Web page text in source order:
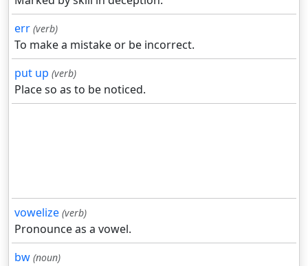
err (verb)
To make a mistake or be incorrect.
put up (verb)
Place so as to be noticed.
vowelize (verb)
Pronounce as a vowel.
bw (noun)